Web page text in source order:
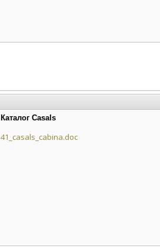
Каталог Casals
41_casals_cabina.doc